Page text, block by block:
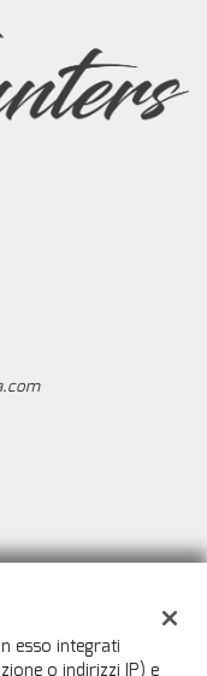
esso integrati
o indirizzi IP) e